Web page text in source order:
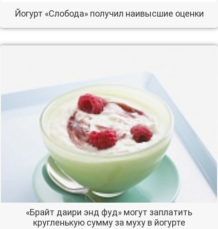
Йогурт «Слобода» получил наивысшие оценки
«Брайт даири энд фуд» могут заплатить
кругленькую сумму за муху в йогурте